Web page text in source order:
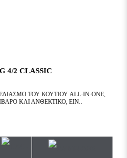
2 CLASSIC
ΤΟΥ ΚΟΥΤΙΟΎ ALL-IN-ONE,
ΚΑΙ ΑΝΘΕΚΤΙΚΌ, ΕΊΝ..